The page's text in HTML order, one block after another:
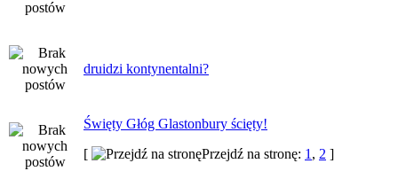
druidzi kontynentalni?
Święty Głóg Glastonbury ścięty!
[
Przejdź na stronę: 1 , 2 ]